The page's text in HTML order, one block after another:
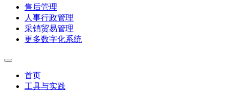
售后管理
人事行政管理
采销贸易管理
更多数字化系统
首页
工具与实践